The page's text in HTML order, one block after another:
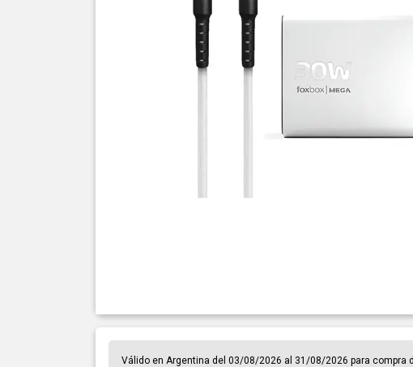
Válido en Argentina del 03/08/2026 al 31/08/2026 para compra